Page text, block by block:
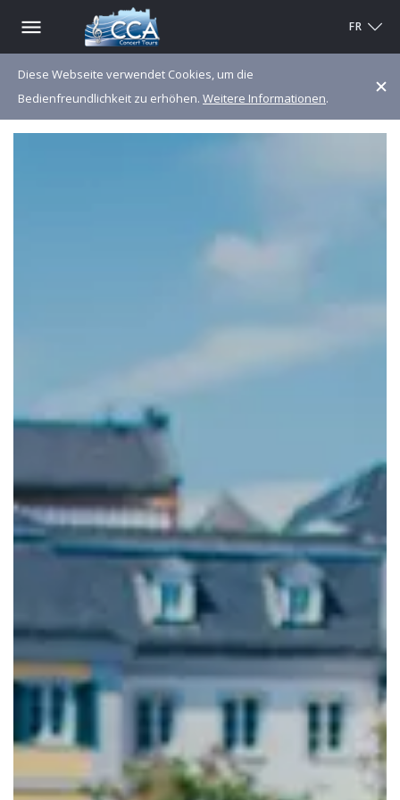
FR
Diese Webseite verwendet Cookies, um die
Bedienfreundlichkeit zu erhöhen. Weitere Informationen.